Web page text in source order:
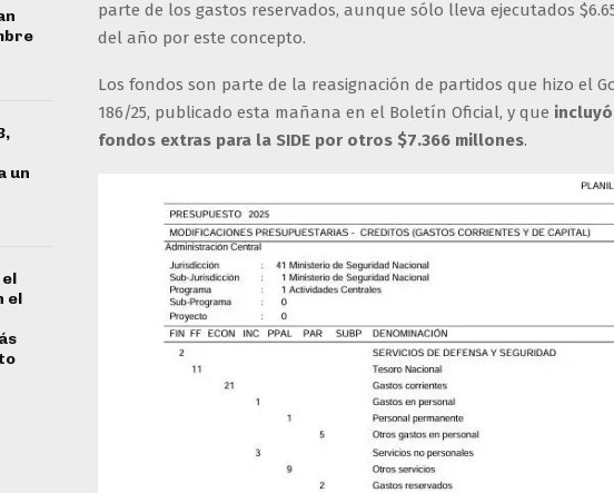
parte de los gastos reservados, aunque sólo lleva ejecutados
del año por este concepto.
Los fondos son parte de la reasignación de partidos que hizo el
186/25, publicado esta mañana en el Boletín Oficial, y que
fondos extras para la SIDE por otros $7.366 millones.
un
el